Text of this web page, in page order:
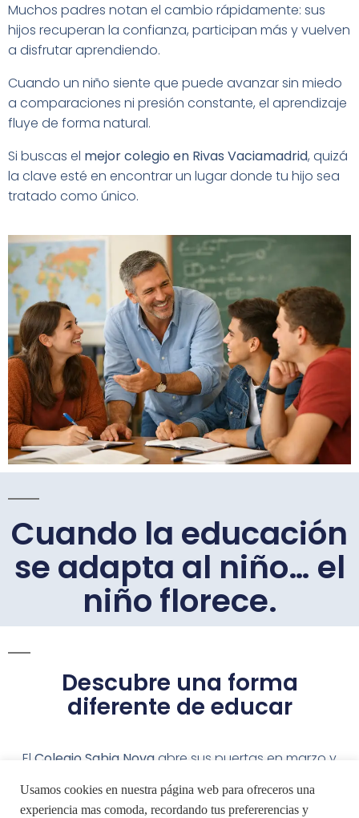
Muchos padres notan el cambio rápidamente: sus
hijos recuperan la confianza, participan más y vuelven
a disfrutar aprendiendo.
Cuando un niño siente que puede avanzar sin miedo
a comparaciones ni presión constante, el aprendizaje
fluye de forma natural.
Si buscas el mejor colegio en Rivas Vaciamadrid, quizá
la clave esté en encontrar un lugar donde tu hijo sea
tratado como único.
Cuando la educación
se adapta al niño… el
niño florece.
Descubre una forma
diferente de educar
El Colegio Sabia Novaabre sus puertas en marzo y
Ven a conocer un modelo educativo donde cada
Usamos cookies en nuestra página web para ofreceros una
experiencia mas comoda, recordando tus prefererencias y